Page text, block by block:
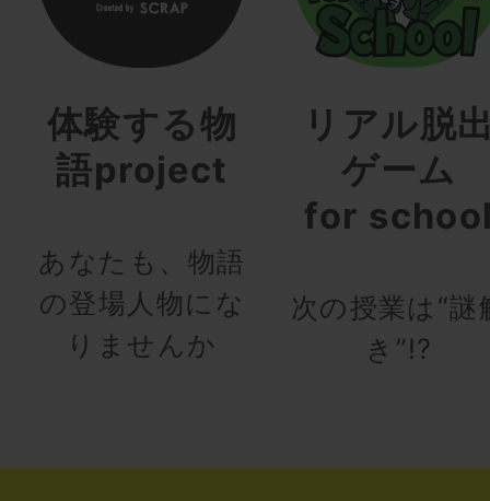
体験する物
語project
あなたも、物語
の登場人物にな
りませんか
リアル脱
ゲーム
for
次の授業は“謎
き”!?